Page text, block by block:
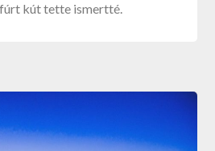
kút tette ismertté.